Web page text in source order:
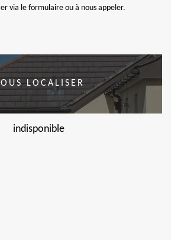
via le formulaire ou à nous appeler.
LOCALISER
indisponible